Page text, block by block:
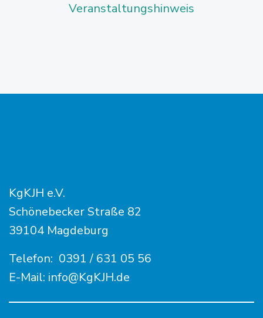
Veranstaltungshinweis
KgKJH e.V.
Schönebecker Straße 82
39104 Magdeburg
Telefon: 0391 / 631 05 56
E-Mail: info@KgKJH.de